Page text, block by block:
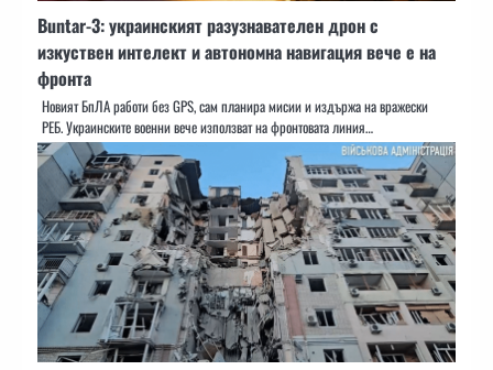
Buntar-3: украинският разузнавателен дрон с
изкуствен интелект и автономна навигация вече е на
фронта
Новият БпЛА работи без GPS, сам планира мисии и издържа на вражески
РЕБ. Украинските военни вече използват на фронтовата линия…